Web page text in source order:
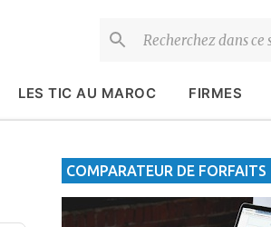
LES TIC AU MAROC FIRMES
COMPARATEUR DE FORFAITS